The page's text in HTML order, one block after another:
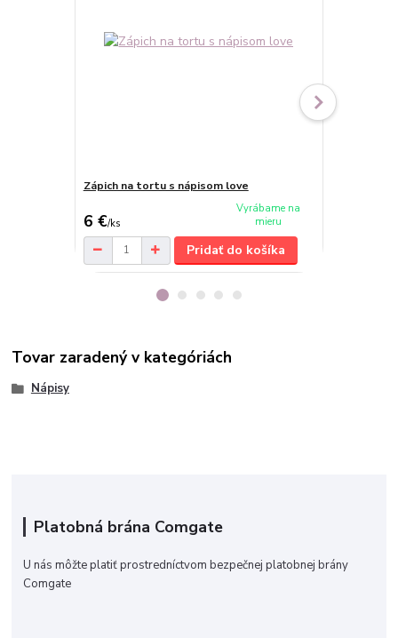
Zápich na tortu s nápisom love
6 €/ks
Vyrábame na
mieru
Pridať do košíka
Tovar zaradený v kategóriách
Nápisy
Platobná brána Comgate
U nás môžte platiť prostredníctvom bezpečnej platobnej brány
Comgate